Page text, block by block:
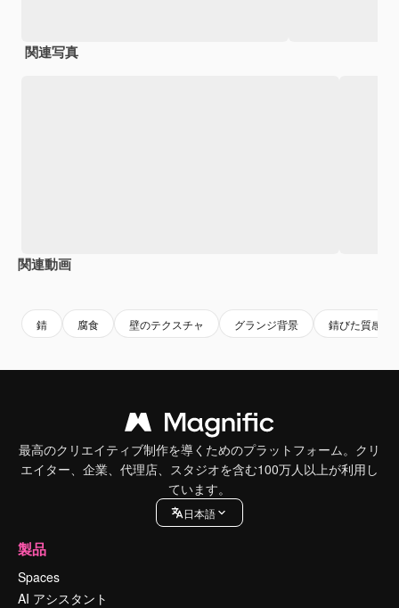
関連写真
関連動画
錆 腐食 壁のテクスチャ グランジ背景 錆びた質感
最高のクリエイティブ制作を導くためのプラットフォーム。クリ
エイター、企業、代理店、スタジオを含む100万人以上が利用し
ています。
日本語
製品
Spaces
AI アシスタント